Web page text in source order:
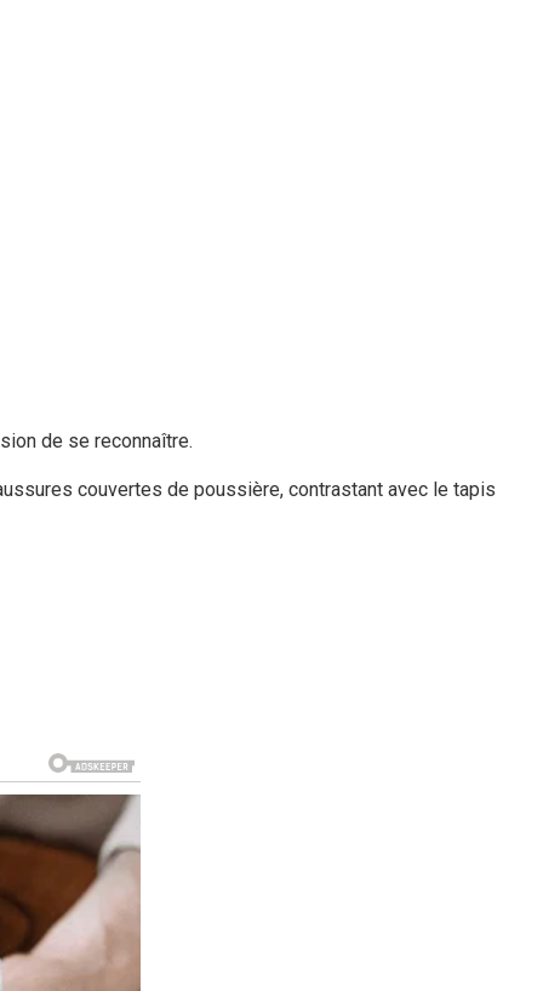
de se reconnaître.
couvertes de poussière, contrastant avec le tapis